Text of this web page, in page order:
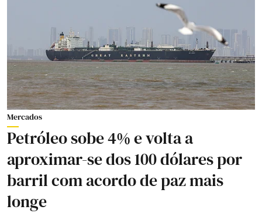
Mercados
Petróleo sobe 4% e volta a
aproximar-se dos 100 dólares por
barril com acordo de paz mais
longe